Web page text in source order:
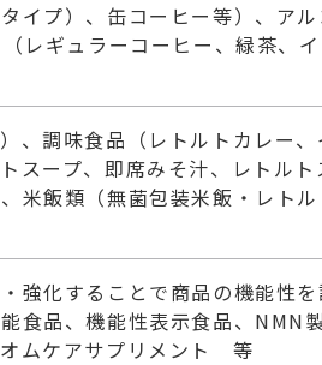
イプ）、缶コーヒー等）、ア
レギュラーコーヒー、緑茶、
、調味食品（レトルトカレー
スープ、即席みそ汁、レトルト
米飯類（無菌包装米飯・レト
強化することで商品の機能性
食品、機能性表示食品、NMN
ムケアサプリメント 等